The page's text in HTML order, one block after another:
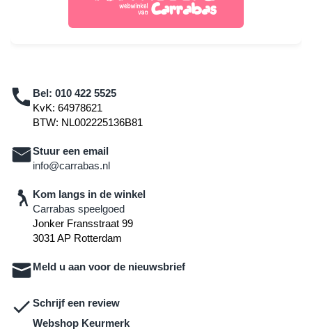
Bel: 010 422 5525
KvK: 64978621
BTW: NL002225136B81
Stuur een email
info@carrabas.nl
Kom langs in de winkel
Carrabas speelgoed
Jonker Fransstraat 99
3031 AP Rotterdam
Meld u aan voor de nieuwsbrief
Schrijf een review
Webshop Keurmerk